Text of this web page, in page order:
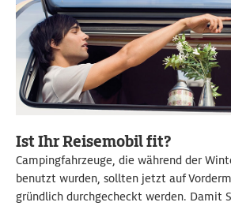
Ist Ihr Reisemobil fit?
Campingfahrzeuge, die während der
benutzt wurden, sollten jetzt auf
gründlich durchgecheckt werden. Damit